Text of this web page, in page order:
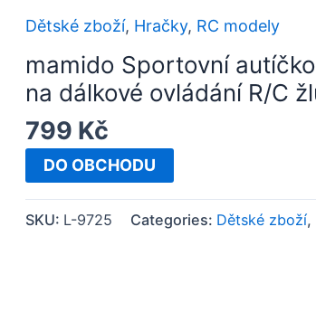
Dětské zboží, Hračky, RC modely
mamido Sportovní
na dálkové ovládání R/C
799 Kč
DO OBCHODU
SKU: L-9725 Categories: Dětské zboží,